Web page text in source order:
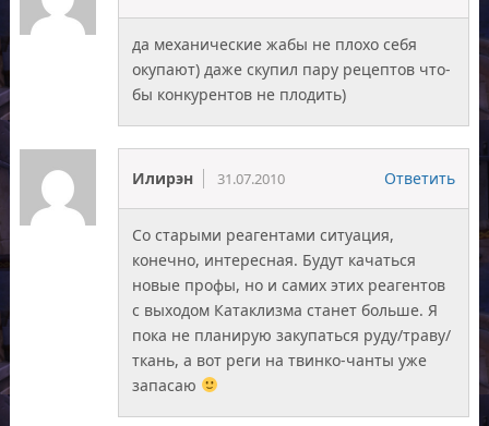
да механические жабы не плохо себя
окупают) даже скупил пару рецептов что-
бы конкурентов не плодить)
Илирэн 31.07.2010 Ответить
Со старыми реагентами ситуация,
конечно, интересная. Будут качаться
новые профы, но и самих этих реагентов
с выходом Катаклизма станет больше. Я
пока не планирую закупаться руду/траву/
ткань, а вот реги на твинко-чанты уже
запасаю